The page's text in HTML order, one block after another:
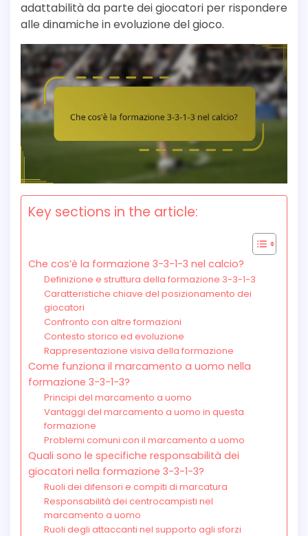
adattabilità da parte dei giocatori per rispondere
alle dinamiche in evoluzione del gioco.
Key sections in the article:
Che cos’è la formazione 3-3-1-3 nel calcio?
Definizione e struttura della formazione 3-3-1-3
Caratteristiche chiave del posizionamento dei
giocatori
Confronto con altre formazioni
Contesto storico ed evoluzione
Rappresentazione visiva della formazione
Come funziona il marcamento a uomo nella
formazione 3-3-1-3?
Principi del marcamento a uomo
Vantaggi del marcamento a uomo in questa
formazione
Problemi comuni con il marcamento a uomo
Quali sono le specifiche responsabilità dei
giocatori nella formazione 3-3-1-3?
Ruoli dei difensori e compiti di marcatura
Responsabilità dei centrocampisti nel
marcamento a uomo
Ruoli degli attaccanti nel supporto agli sforzi